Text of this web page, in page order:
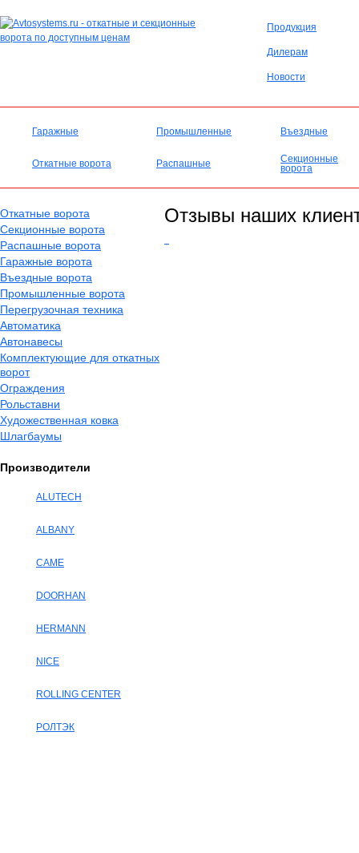
Продукция
Дилерам
Новости
Гаражные Промышленные Въездные
Откатные ворота Распашные
Секционные
ворота
Откатные ворота
Секционные ворота
Распашные ворота
Гаражные ворота
Въездные ворота
Промышленные ворота
Перегрузочная техника
Автоматика
Автонавесы
Комплектующие для откатных
ворот
Ограждения
Рольставни
Художественная ковка
Шлагбаумы
Производители
ALUTECH
ALBANY
CAME
DOORHAN
HERMANN
NICE
ROLLING CENTER
РОЛТЭК
Отзывы наших